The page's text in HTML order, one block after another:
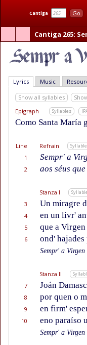
Cantiga Go
Cantiga 265:
Lyrics Music
Show all syllables
Epigraph
Syllables
Como Santa María
Line Refrain
1
Sempr' a
2
aos séus
Stanza I
3 Un miragre
4
en un livr'
5
que a
6
ond'
Sempr' a
Stanza II
7 Joán
8
por quen o
9
en firm'
10
eno paraíso
Sempr' a